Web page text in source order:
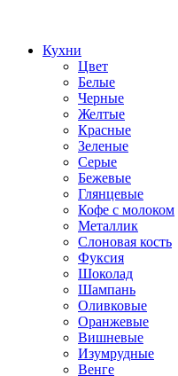
Кухни
Цвет
Белые
Черные
Желтые
Красные
Зеленые
Серые
Бежевые
Глянцевые
Кофе с молоком
Металлик
Слоновая кость
Фуксия
Шоколад
Шампань
Оливковые
Оранжевые
Вишневые
Изумрудные
Венге